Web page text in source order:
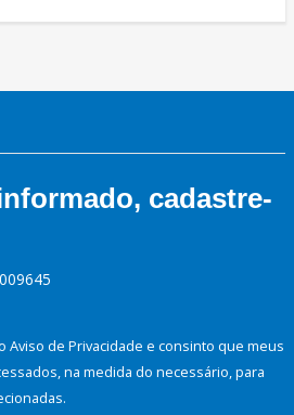
cadastre-
Aviso de Privacidade e consinto que meus
na medida do necessário, para